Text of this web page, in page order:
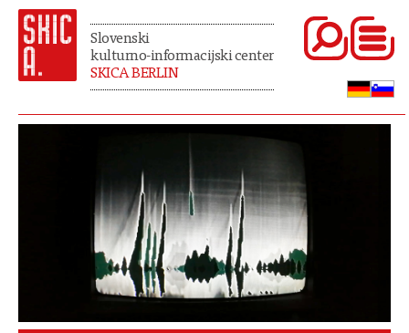
Slovenski
kulturno-informacijski center
SKICA BERLIN